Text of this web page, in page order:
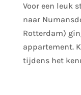
Voor een leuk
naar
Rotterdam)
appartement.
tijdens het